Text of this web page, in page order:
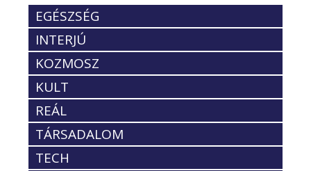
EGÉSZSÉG
INTERJÚ
KOZMOSZ
KULT
REÁL
TÁRSADALOM
TECH